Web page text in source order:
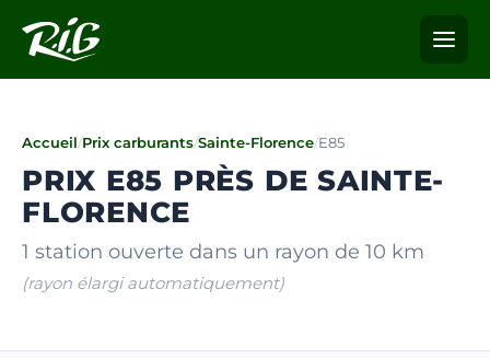
Accueil/Prix carburants/Sainte-Florence/E85
PRIX E85 PRÈS DE SAINTE-
FLORENCE
1 station ouverte dans un rayon de 10 km
(rayon élargi automatiquement)